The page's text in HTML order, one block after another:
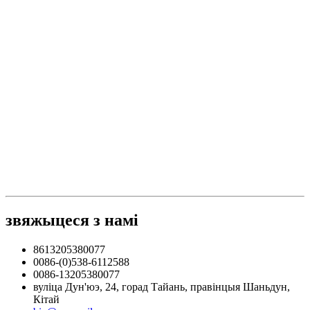
звяжыцеся з намі
8613205380077
0086-(0)538-6112588
0086-13205380077
вуліца Дун'юэ, 24, горад Тайань, правінцыя Шаньдун,
Кітай